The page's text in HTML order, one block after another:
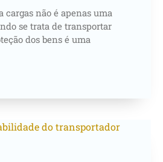
cargas não é apenas uma
se trata de transportar
dos bens é uma